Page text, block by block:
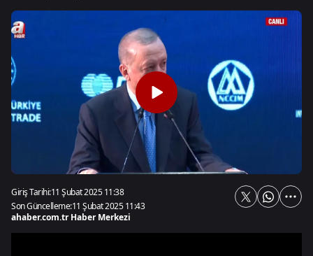
Giriş Tarihi:11 Şubat 2025 11:38
Son Güncelleme:11 Şubat 2025 11:43
ahaber.com.tr Haber Merkezi